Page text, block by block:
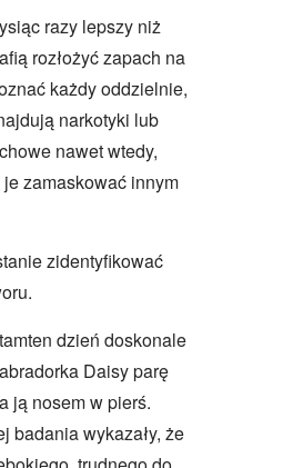
razy lepszy niż
rozłożyć zapach na
każdy oddzielnie,
narkotyki lub
nawet wtedy,
zamaskować innym
zidentyfikować
dzień doskonale
Daisy parę
ją nosem w pierś.
badania wykazały, że